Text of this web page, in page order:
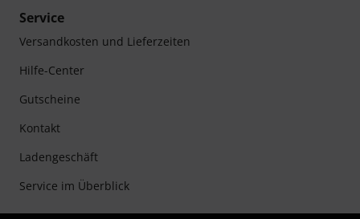
Service
Versandkosten und Lieferzeiten
Hilfe-Center
Gutscheine
Kontakt
Ladengeschäft
Service im Überblick